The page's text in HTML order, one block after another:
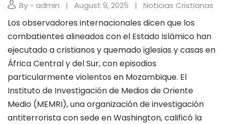
By - admin August 9, 2025 Noticias Cristianas
Los observadores internacionales dicen que los
combatientes alineados con el Estado Islámico han
ejecutado a cristianos y quemado iglesias y casas en
África Central y del Sur, con episodios
particularmente violentos en Mozambique. El
Instituto de Investigación de Medios de Oriente
Medio (MEMRI), una organización de investigación
antiterrorista con sede en Washington, calificó la